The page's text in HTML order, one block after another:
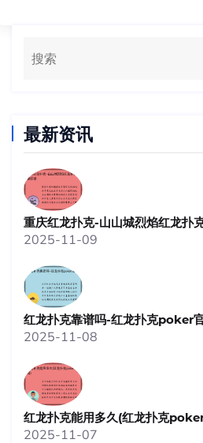
最新资讯
重庆红龙扑克-山山城烈焰红龙扑
2025-11-09
红龙扑克靠谱吗-红龙扑克poker
2025-11-08
红龙扑克能用多久(红龙扑克
2025-11-07